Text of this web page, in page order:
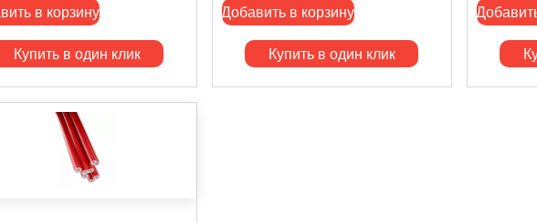
в корзину
Купить в один клик
Добавить в корзину
Купить в один клик